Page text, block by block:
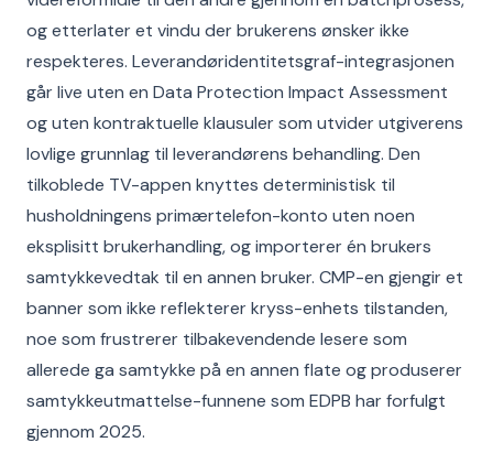
og etterlater et vindu der brukerens ønsker ikke
respekteres. Leverandøridentitetsgraf-integrasjonen
går live uten en Data Protection Impact Assessment
og uten kontraktuelle klausuler som utvider utgiverens
lovlige grunnlag til leverandørens behandling. Den
tilkoblede TV-appen knyttes deterministisk til
husholdningens primærtelefon-konto uten noen
eksplisitt brukerhandling, og importerer én brukers
samtykkevedtak til en annen bruker. CMP-en gjengir et
banner som ikke reflekterer kryss-enhets tilstanden,
noe som frustrerer tilbakevendende lesere som
allerede ga samtykke på en annen flate og produserer
samtykkeutmattelse-funnene som EDPB har forfulgt
gjennom 2025.